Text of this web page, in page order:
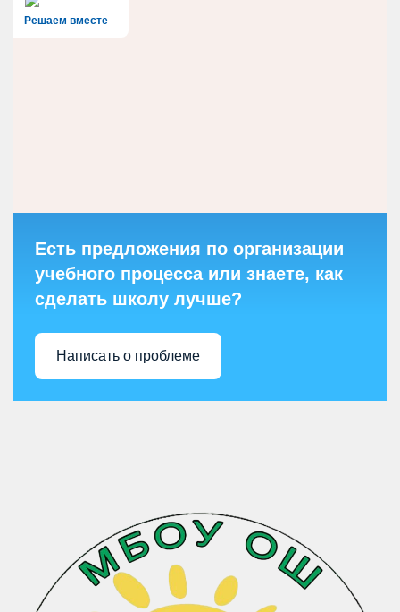
Решаем вместе
Есть предложения по организации
учебного процесса или знаете, как
сделать школу лучше?
Написать о проблеме